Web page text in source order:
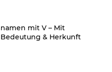
mit V – Mit
& Herkunft